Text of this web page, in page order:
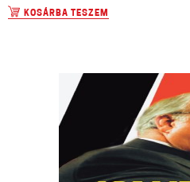
KOSÁRBA TESZEM